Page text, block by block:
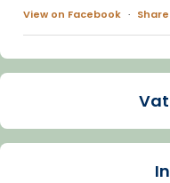
View on Facebook · Share
Arquebisbat
La Carmina va
dos mesos, a